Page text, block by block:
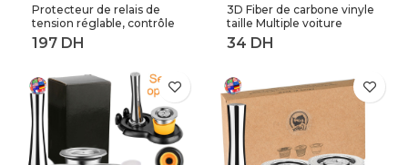
Protecteur de relais de
tension réglable, contrôle
de tension contre les
surtensions, 220V, 63a,
Protection contre les
surtensions et les
surintensités, Rail Din
3D Fiber de carbone vinyle
taille Multiple voiture
feuille rouleau Film
autocollant moto
argent décalcomanies
feuille